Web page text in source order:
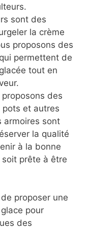
sont des
la crème
proposons des
permettent de
tout en
proposons des
pots et autres
armoires sont
la qualité
à la bonne
prête à être
proposer une
pour
des